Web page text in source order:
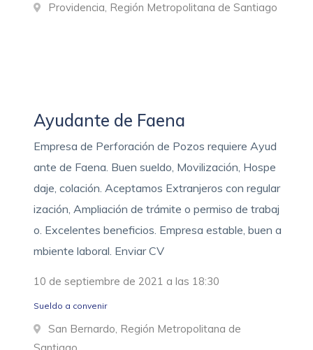
Providencia, Región Metropolitana de Santiago
Ayudante de Faena
Empresa de Perforación de Pozos requiere Ayud
ante de Faena. Buen sueldo, Movilización, Hospe
daje, colación. Aceptamos Extranjeros con regular
ización, Ampliación de trámite o permiso de trabaj
o. Excelentes beneficios. Empresa estable, buen a
mbiente laboral. Enviar CV
10 de septiembre de 2021 a las 18:30
Sueldo a convenir
San Bernardo, Región Metropolitana de